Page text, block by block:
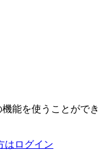
能を使うことができ
はログイン